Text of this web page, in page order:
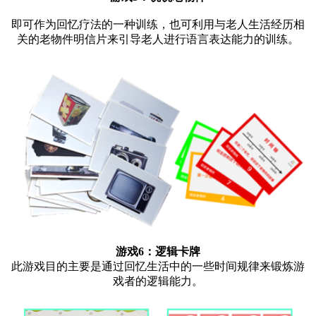
即可作为回忆疗法的一种训练，也可利用与老人生活经历相
关的老物件明信片来引导老人进行语言表达能力的训练。
游戏6： 逻辑卡牌
此游戏目的主要是通过回忆生活中的一些时间规律来锻炼游
戏者的逻辑能力。